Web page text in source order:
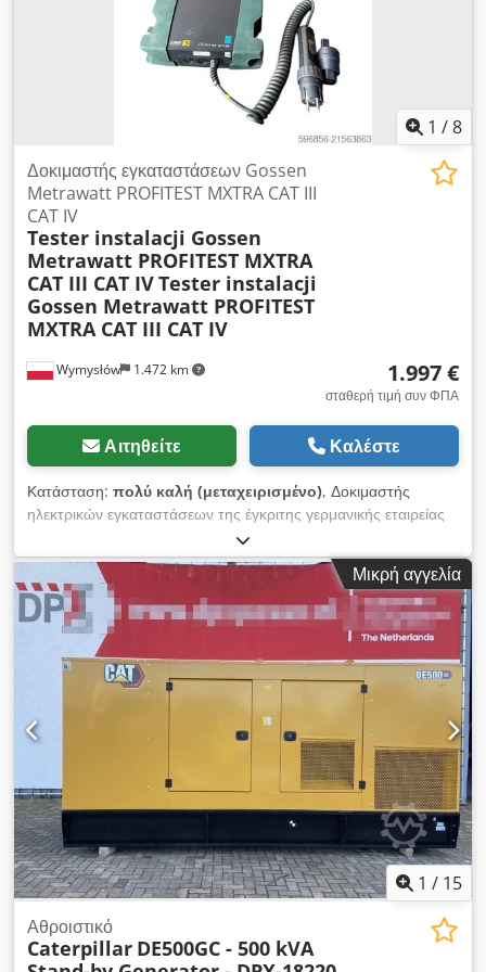
1 /8
Wymysłów 1.472 km
Δοκιμαστής εγκαταστάσεων Gossen
Metrawatt PROFITEST MXTRA CAT III
CAT IV
Tester instalacji Gossen
Metrawatt PROFITEST MXTRA
CAT III CAT IVTester instalacji
Gossen Metrawatt PROFITEST
MXTRA CAT III CAT IV
1.997 €
σταθερή τιμή συν ΦΠΑ
Αιτηθείτε Καλέστε
Κατάσταση: πολύ καλή (μεταχειρισμένο), Δοκιμαστής
ηλεκτρικών εγκαταστάσεων της έγκριτης γερμανικής εταιρείας
Gossen Metrawatt Το μοντέλο PROFITEST MXTRA
προορίζεται για επαγγελματικές μετρήσεις ηλεκτρικών
εγκαταστάσεων και ελέγχους ασφαλείας. Η συσκευή
χρησιμοποιείται από ηλεκτρολόγους, τεχνικό προσωπικό και σε
τακτικούς ελέγχους εγκαταστάσεων. ⸻ ΤΕΧΝΙΚΑ
ΧΑΡΑΚΤΗΡΙΣΤΙΚΑ Κατασκευαστής: Gossen Metrawatt
Μοντέλο: PROFITEST MXTRA Τροφοδοσία: 230 V Κατηγορία
μέτρησης: CAT III 600V, CAT IV 300V Επαγγελματικός
δοκιμαστής ηλεκτρικών εγκαταστάσεων ⸻ ΣΤΟ ΣΕΤ
dokimastís PROFITEST MXTRA καλώδιο μέτρησης Dedpfx
Aheywcr Dj Dokr αντάπτορας τσάντα μεταφοράς Το ακριβές
περιεχόμενο φαίνεται στις φωτογραφίες ⸻ ΕΦΑΡΜΟΓΕΣ
μέτρηση ηλεκτρικών εγκαταστάσεων έλεγχοι ασφαλείας
περιοδικοί έλεγχοι εγκαταστάσεων ηλεκτρολογικό service
⸻ ΚΑΤΑΣΤΑΣΗ μεταχειρισμένο οπτικά σε καλή κατάσταση
Μικρή αγγελία
1 / 15
Αθροιστικό
Caterpillar DE500GC - 500 kVA